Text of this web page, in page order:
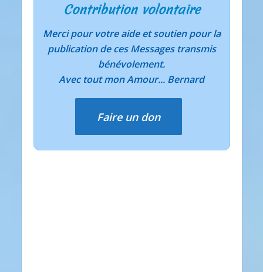
Contribution volontaire
Merci pour votre aide et soutien pour la
publication de ces Messages transmis
bénévolement.
Avec tout mon Amour... Bernard
Faire un don